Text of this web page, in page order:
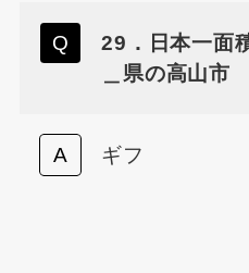
29．日本一面
＿県の高山市
ギフ